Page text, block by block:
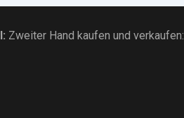
: Zweiter Hand kaufen und verkaufen: